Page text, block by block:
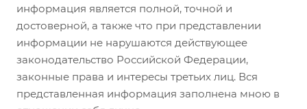
информация является полной, точной и
достоверной, а также что при представлении
информации не нарушаются действующее
законодательство Российской Федерации,
законные права и интересы третьих лиц. Вся
представленная информация заполнена мною в